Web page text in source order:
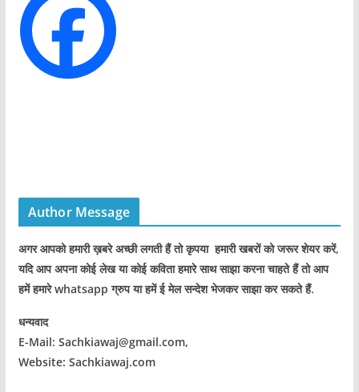
e
s
Author Message
अगर आपको हमारी ख़बरे अच्छी लगती हैं तो कृपया हमारी खबरों को जरूर शेयर करें,
यदि आप अपना कोई लेख या कोई कविता हमारे साथ साझा करना चाहते हैं तो आप
हमें हमारे whatsapp ग्रुप या हमें ई मेल सन्देश भेजकर साझा कर सकते हैं.
धन्यवाद
E-Mail: Sachkiawaj@gmail.com,
Website: Sachkiawaj.com